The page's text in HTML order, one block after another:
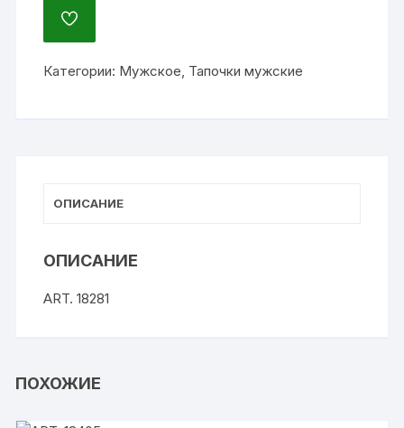
ДОБАВИТЬ
Категории: Мужское, Тапочки мужские
ОПИСАНИЕ
ОПИСАНИЕ
ART. 18281
ПОХОЖИЕ